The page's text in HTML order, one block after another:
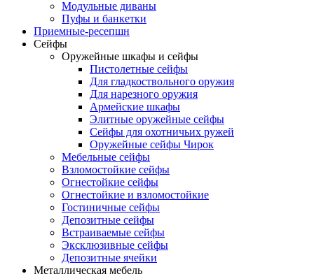
Модульные диваны
Пуфы и банкетки
Приемные-ресепшн
Сейфы
Оружейные шкафы и сейфы
Пистолетные сейфы
Для гладкоствольного оружия
Для нарезного оружия
Армейские шкафы
Элитные оружейные сейфы
Сейфы для охотничьих ружей
Оружейные сейфы Чирок
Мебельные сейфы
Взломостойкие сейфы
Огнестойкие сейфы
Огнестойкие и взломостойкие
Гостиничные сейфы
Депозитные сейфы
Встраиваемые сейфы
Эксклюзивные сейфы
Депозитные ячейки
Металлическая мебель